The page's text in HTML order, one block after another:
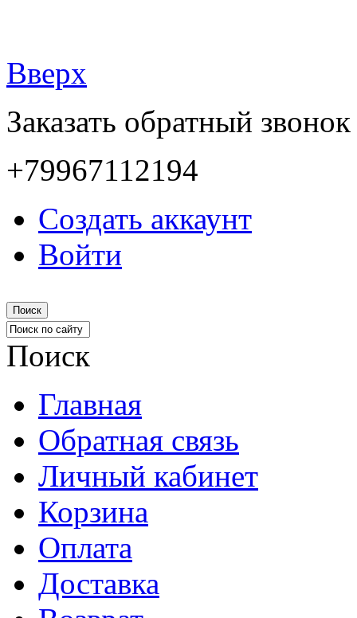
Вверх
Заказать обратный звонок
+79967112194
Создать аккаунт
Войти
Поиск
Поиск
Главная
Обратная связь
Личный кабинет
Корзина
Оплата
Доставка